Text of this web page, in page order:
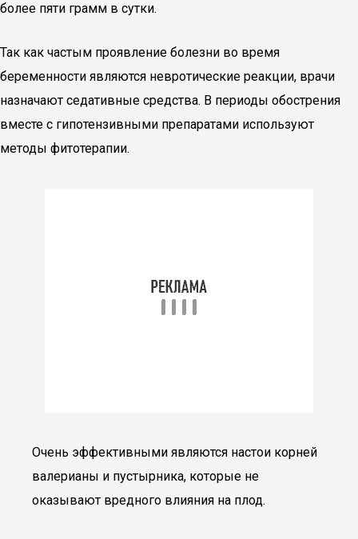
более пяти грамм в сутки.
Так как частым проявление болезни во время
беременности являются невротические реакции, врачи
назначают седативные средства. В периоды обострения
вместе с гипотензивными препаратами используют
методы фитотерапии.
Очень эффективными являются настои корней
валерианы и пустырника, которые не
оказывают вредного влияния на плод.